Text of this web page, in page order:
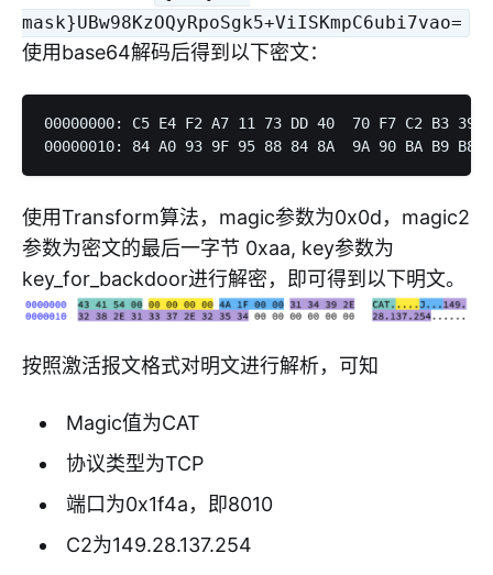
mask}UBw98KzOQyRpoSgk5+ViISKmpC6ubi7vao=
使用base64解码后得到以下密文：
00000000: C5 E4 F2 A7 11 73 DD 40  70 F7 C2 B3
使用Transform算法，magic参数为0x0d，magic2
参数为密文的最后一字节 0xaa, key参数为
key_for_backdoor进行解密，即可得到以下明文。
按照激活报文格式对明文进行解析，可知
Magic值为CAT
协议类型为TCP
端口为0x1f4a，即8010
C2为149.28.137.254